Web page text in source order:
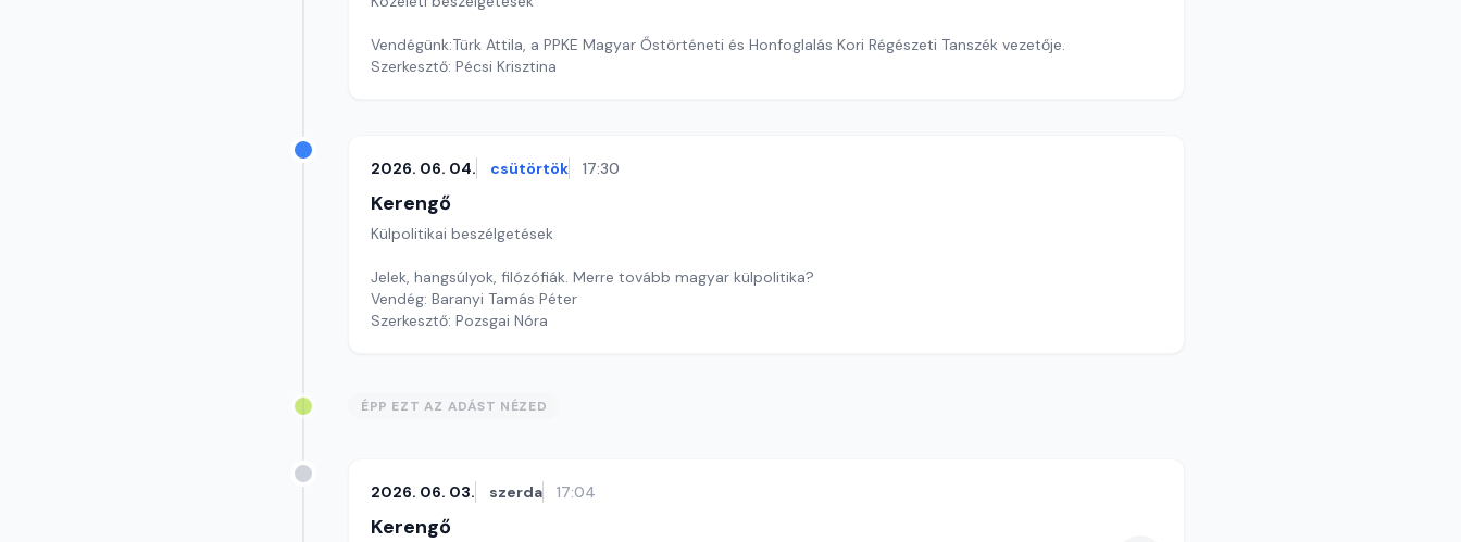
Vendégünk:Türk Attila, a PPKE Magyar Őstörténeti és Honfoglalás Kori Régészeti Tanszék vezetője.
Szerkesztő: Pécsi Krisztina
2026. 06. 04. csütörtök 17:30
Kerengő
Külpolitikai beszélgetések
Jelek, hangsúlyok, filózófiák. Merre tovább magyar külpolitika?
Vendég: Baranyi Tamás Péter
Szerkesztő: Pozsgai Nóra
ÉPP EZT AZ ADÁST NÉZED
2026. 06. 03. szerda 17:04
Kerengő